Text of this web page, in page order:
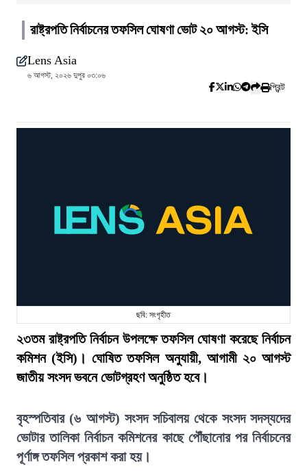
রাষ্ট্রপতি নির্বাচনের তফসিল ঘোষণা ভোট ২০ আগস্ট: ইসি
Lens Asia
৬ আগস্ট, ২০২৬ দুপুর ০৩:০৬
প্রিন্ট
ছবি: সংগৃহীত
২৩তম রাষ্ট্রপতি নির্বাচন উপলক্ষে তফসিল ঘোষণা করেছে নির্বাচন
কমিশন (ইসি)। ঘোষিত তফসিল অনুযায়ী, আগামী ২০ আগস্ট
জাতীয় সংসদ ভবনে ভোটগ্রহণ অনুষ্ঠিত হবে।
বৃহস্পতিবার (৬ আগস্ট) সংসদ সচিবালয় থেকে সংসদ সদস্যদের
ভোটার তালিকা নির্বাচন কমিশনের কাছে পৌঁছানোর পর নির্বাচনের
পূর্ণাঙ্গ তফসিল প্রকাশ করা হয়।